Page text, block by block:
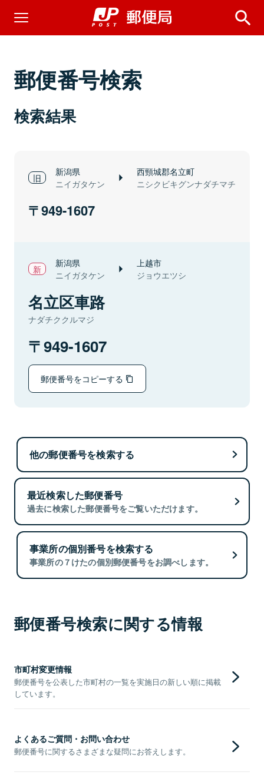
郵便番号検索
検索結果
新潟県
ニイガタケン
西頸城郡名立町
ニシクビキグンナダチマチ
949-1607
新潟県
ニイガタケン
上越市
ジョウエツシ
名立区車路
ナダチククルマジ
949-1607
郵便番号をコピーする
他の郵便番号を検索する
最近検索した郵便番号
過去に検索した郵便番号をご覧いただけます。
事業所の個別番号を検索する
事業所の７けたの個別郵便番号をお調べします。
郵便番号検索に関する情報
市町村変更情報
郵便番号を公表した市町村の一覧を実施日の新しい順に掲載
しています。
よくあるご質問・お問い合わせ
郵便番号に関するさまざまな疑問にお答えします。